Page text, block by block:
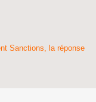
Sanctions, la réponse